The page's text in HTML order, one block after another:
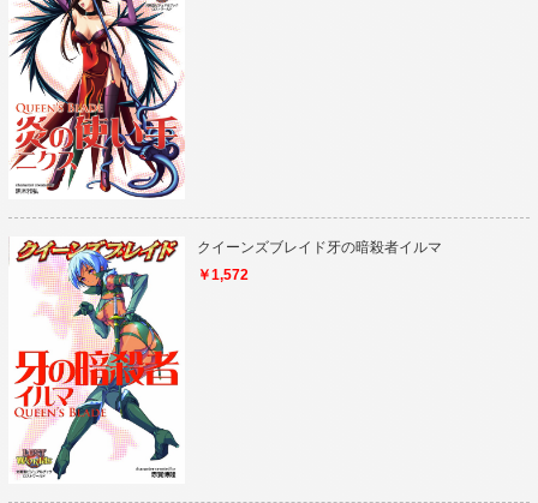
クイーンズブレイド牙の暗殺者イルマ
￥1,572